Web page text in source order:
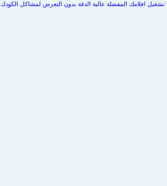
افلامك المفضلة عالية الدقة بدون التعرض لمشاكل الكودك